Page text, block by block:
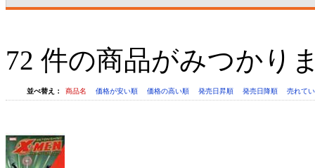
72 件の商品がみつかり
並べ替え： 商品名 価格が安い順 価格の高い順 発売日昇順 発売日降順 売れて